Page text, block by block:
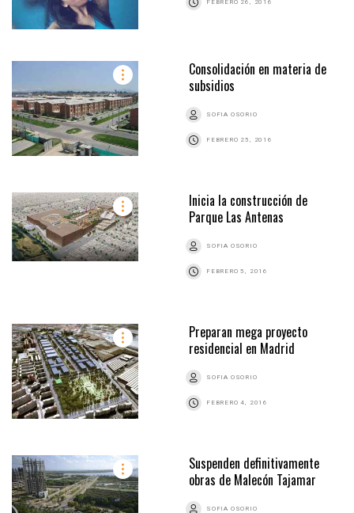
FEBRERO 26, 2016
Consolidación en materia de
subsidios
SOFIA OSORIO
FEBRERO 25, 2016
Inicia la construcción de
Parque Las Antenas
SOFIA OSORIO
FEBRERO 5, 2016
Preparan mega proyecto
residencial en Madrid
SOFIA OSORIO
FEBRERO 4, 2016
Suspenden definitivamente
obras de Malecón Tajamar
SOFIA OSORIO